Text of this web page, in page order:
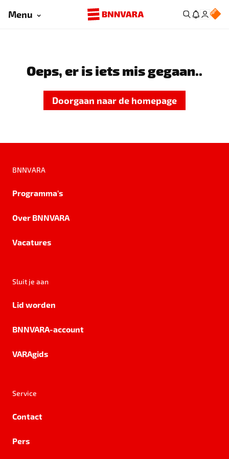
Menu
Oeps, er is iets mis gegaan..
Doorgaan naar de homepage
BNNVARA
Programma's
Over BNNVARA
Vacatures
Sluit je aan
Lid worden
BNNVARA-account
VARAgids
Service
Contact
Pers